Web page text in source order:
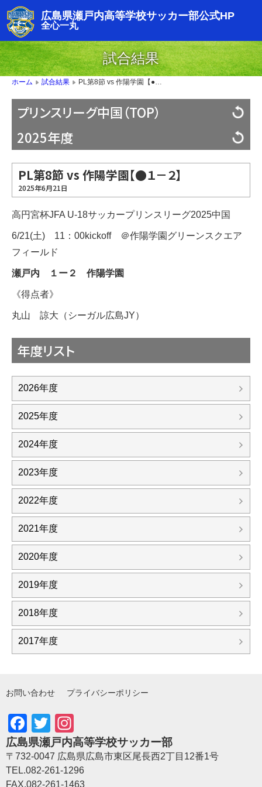
広島県瀬戸内高等学校サッカー部公式HP
全心一丸
試合結果
ホーム ▶ 試合結果 ▶
プリンスリーグ中国（TOP）
2025年度
PL第8節 vs 作陽学園【●１－２】
2025年6月21日
高円宮杯JFA U-18サッカープリンスリーグ2025中国
6/21(土) 11：00kickoff ＠作陽学園グリーンスクエア
フィールド
瀬戸内 １ー２ 作陽学園
《得点者》
丸山 諒大（シーガル広島JY）
年度リスト
2026年度
2025年度
2024年度
2023年度
2022年度
2021年度
2020年度
2019年度
2018年度
2017年度
お問い合わせ プライバシーポリシー
Facebook
Twitter
広島県瀬戸内高等学校サッカー部
〒732-0047 広島県広島市東区尾長西2丁目12番1号
TEL.082-261-1296
FAX.082-261-1463